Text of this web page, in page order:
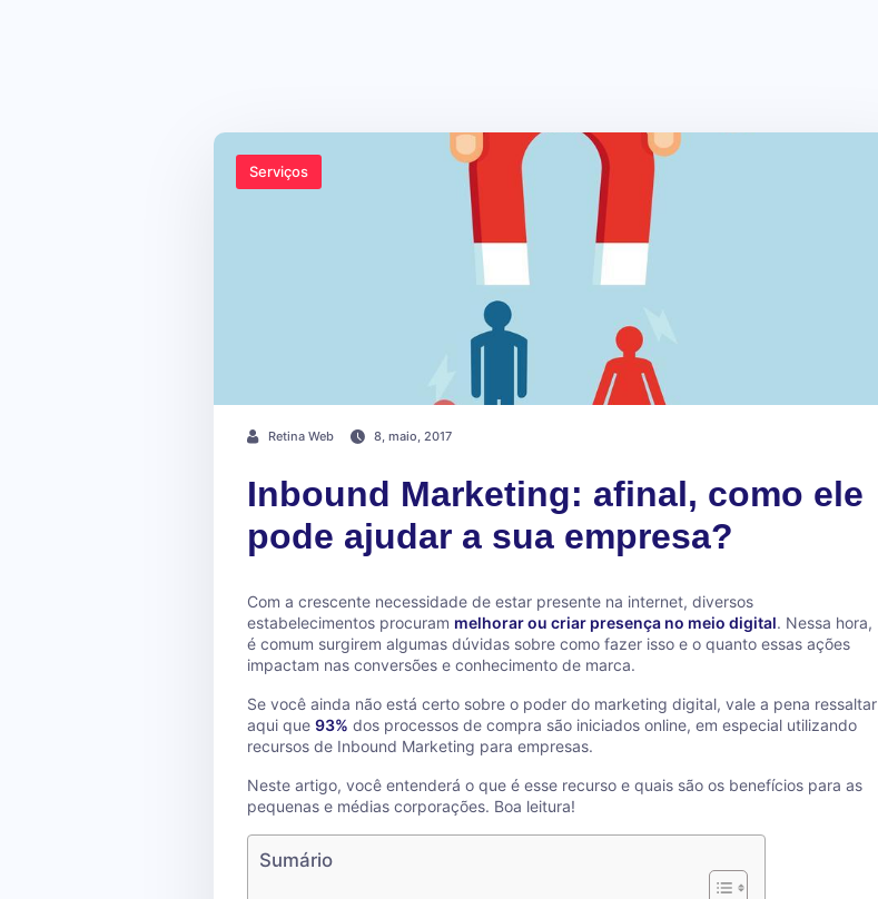
Serviços
Retina Web 8, maio, 2017
Inbound Marketing: afinal, como ele
pode ajudar a sua empresa?
Com a crescente necessidade de estar presente na internet, diversos
estabelecimentos procuram melhorar ou criar presença no meio digital. Nessa hora,
é comum surgirem algumas dúvidas sobre como fazer isso e o quanto essas ações
impactam nas conversões e conhecimento de marca.
Se você ainda não está certo sobre o poder do marketing digital, vale a pena ressaltar
aqui que 93% dos processos de compra são iniciados online, em especial utilizando
recursos de Inbound Marketing para empresas.
Neste artigo, você entenderá o que é esse recurso e quais são os benefícios para as
pequenas e médias corporações. Boa leitura!
Sumário